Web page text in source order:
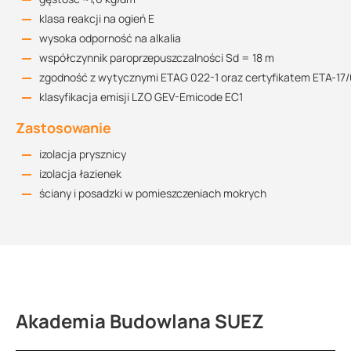
klasa reakcji na ogień E
wysoka odporność na alkalia
współczynnik paroprzepuszczalności Sd = 18 m
zgodność z wytycznymi ETAG 022-1 oraz certyfikatem ETA-
klasyfikacja emisji LZO GEV-Emicode EC1
Zastosowanie
izolacja prysznicy
izolacja łazienek
ściany i posadzki w pomieszczeniach mokrych
Akademia Budowlana SUEZ